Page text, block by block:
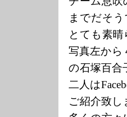
までだそう
とても素
写真左から
の石塚百合
二人は
ご紹介致し